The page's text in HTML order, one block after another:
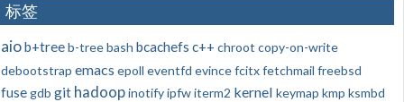
标签
aiob+treeb-treebash bcachefs c++ chroot copy-on-write
debootstrap emacs epoll eventfd evincefcitxfetchmail freebsd
fuse gdb git hadoopinotifyipfwiterm2 kernel keymap kmp ksmbd